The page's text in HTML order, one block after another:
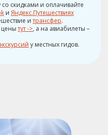
скидками и оплачивайте
и Яндекс.Путешествиях
итрансфер.
ценытут ->, а на авиабилеты –
у местных гидов.